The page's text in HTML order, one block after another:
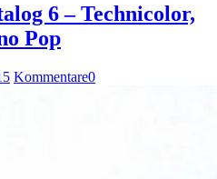
6 – Technicolor,
Pop
Kommentare0